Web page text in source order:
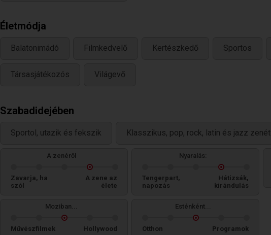
Életmódja
Balatonimádó Filmkedvelő Kertészkedő Sportos
Társasjátékozós Világevő
Szabadidejében
Sportol, utazik és fekszik Klasszikus, pop, rock, latin és jazz
A zenéről
Zavarja, ha
szól
A zene az
élete
Nyaralás:
Tengerpart,
napozás
Hátizsák,
kirándulás
Moziban...
Művészfilmek Hollywood
Esténként...
Otthon Programok